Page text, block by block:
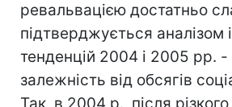
ревальвацією достатньо
підтверджується аналізом
тенденцій 2004 і 2005 рр.
залежність від обсягів